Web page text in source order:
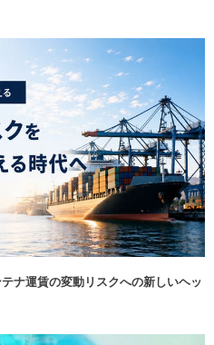
ナ運賃の変動リスクへの新しいヘッ